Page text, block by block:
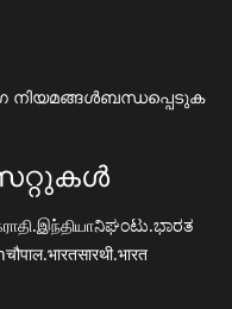
നിയമങ്ങൾബന്ധപ്പെടുക
ನಿಘಂಟು.ಭಾರತ
चौपाल.भारतसारथी.भारत